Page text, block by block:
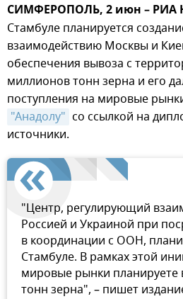
СИМФЕРОПОЛЬ, 2 июн – РИА
Стамбуле планируется
взаимодействию Москвы и
обеспечения вывоза с
миллионов тонн зерна и его
поступления на мировые
"Анадолу" со ссылкой на
источники.
"Центр, регулирующий
Россией и Украиной при
в координации с ООН,
Стамбуле. В рамках этой
мировые рынки планируете
тонн зерна", – пишет